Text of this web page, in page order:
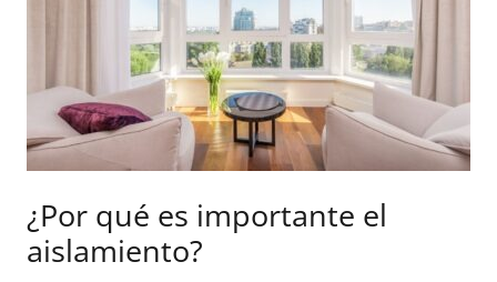
¿Por qué es importante el
aislamiento?